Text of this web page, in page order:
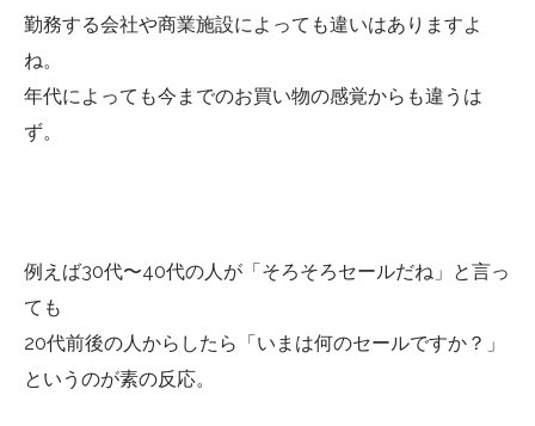
勤務する会社や商業施設によっても違いはありますよ
ね。
年代によっても今までのお買い物の感覚からも違うは
ず。
例えば30代〜40代の人が「そろそろセールだね」と言っ
ても
20代前後の人からしたら「いまは何のセールですか？」
というのが素の反応。